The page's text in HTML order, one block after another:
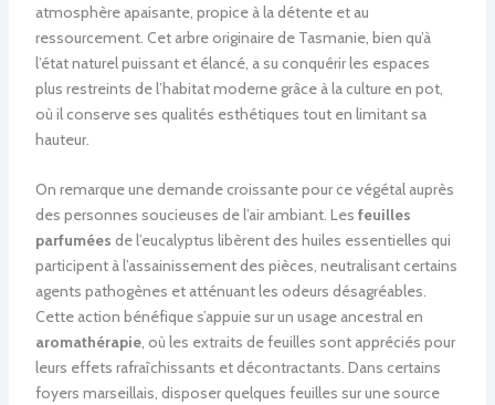
atmosphère apaisante, propice à la détente et au
ressourcement. Cet arbre originaire de Tasmanie, bien qu’à
l’état naturel puissant et élancé, a su conquérir les espaces
plus restreints de l’habitat moderne grâce à la culture en pot,
où il conserve ses qualités esthétiques tout en limitant sa
hauteur.
On remarque une demande croissante pour ce végétal auprès
des personnes soucieuses de l’air ambiant. Les feuilles
parfumées de l’eucalyptus libèrent des huiles essentielles qui
participent à l’assainissement des pièces, neutralisant certains
agents pathogènes et atténuant les odeurs désagréables.
Cette action bénéfique s’appuie sur un usage ancestral en
aromathérapie, où les extraits de feuilles sont appréciés pour
leurs effets rafraîchissants et décontractants. Dans certains
foyers marseillais, disposer quelques feuilles sur une source